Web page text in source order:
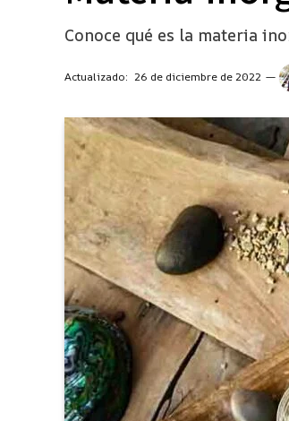
Conoce qué es la materia
Actualizado: 26 de diciembre de 2022